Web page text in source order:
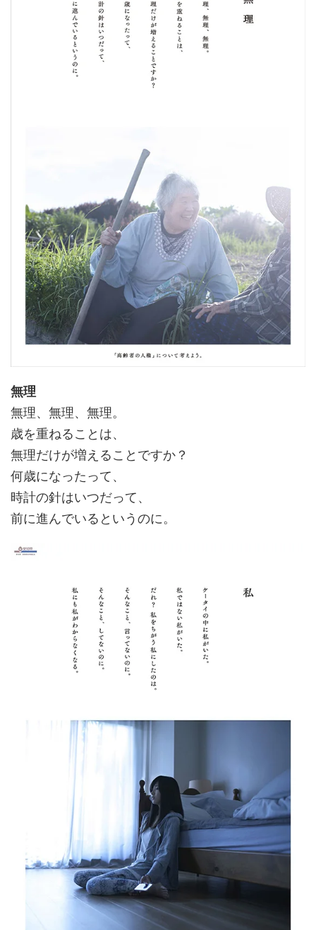
無理
無理、無理、無理。
歳を重ねることは、
無理だけが増えることですか？
何歳になったって、
時計の針はいつだって、
前に進んでいるというのに。